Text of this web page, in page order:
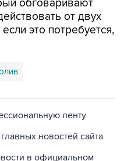
обговаривают
от двух
это потребуется,
ленту
новостей сайта
в официальном